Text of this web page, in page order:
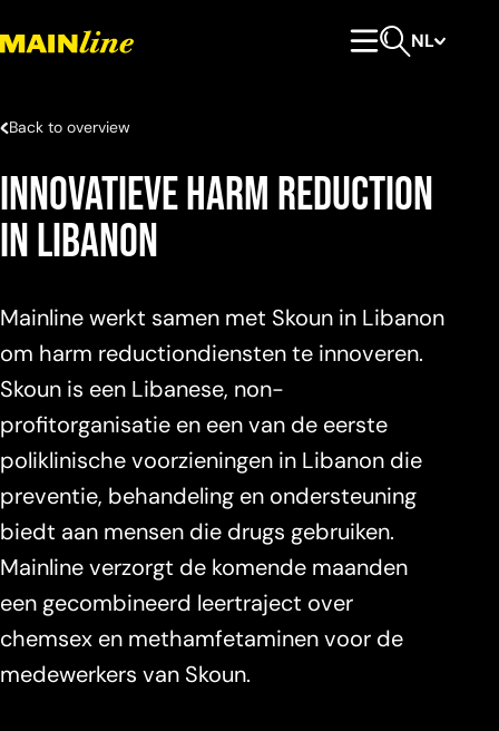
NL
Back to overview
Innovatieve harm reduction
in Libanon
Mainline werkt samen met Skoun in Libanon
om harm reductiondiensten te innoveren.
Skoun is een Libanese, non-
profitorganisatie en een van de eerste
poliklinische voorzieningen in Libanon die
preventie, behandeling en ondersteuning
biedt aan mensen die drugs gebruiken.
Mainline verzorgt de komende maanden
een gecombineerd leertraject over
chemsex en methamfetaminen voor de
medewerkers van Skoun.